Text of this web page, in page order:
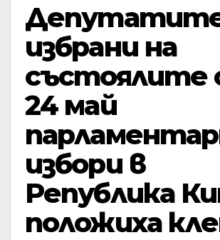
избрани на
състоялите
24 май
избори в
Република
положиха